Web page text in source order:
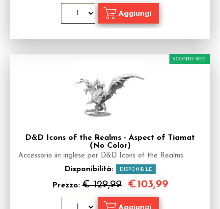
D&D Icons of the Realms - Aspect of Tiamat
(No Color)
Accessorio iin inglese per D&D Icons of the Realms
Disponibilità: DISPONIBILE
Prezzo:€ 129,99
SCONTO 20%
€103,99